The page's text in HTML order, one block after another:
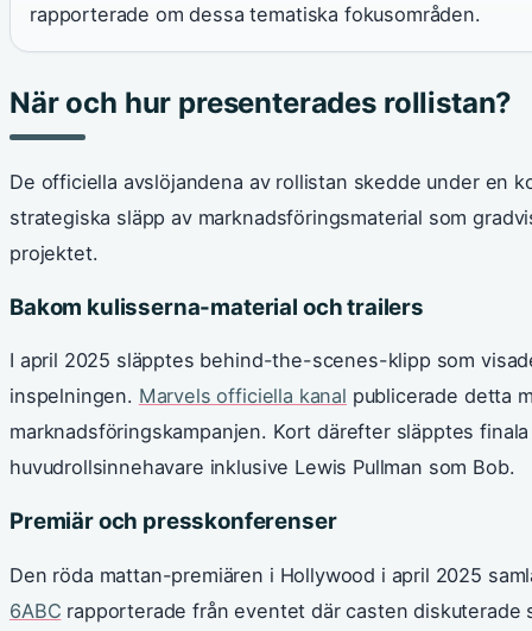
rapporterade om dessa tematiska fokusområden.
När och hur presenterades rollistan?
De officiella avslöjandena av rollistan skedde under en
strategiska släpp av marknadsföringsmaterial som
projektet.
Bakom kulisserna-material och trailers
I april 2025 släpptes behind-the-scenes-klipp som
inspelningen. Marvels officiella kanal publicerade detta
marknadsföringskampanjen. Kort därefter släpptes
huvudrollsinnehavare inklusive Lewis Pullman som Bob.
Premiär och presskonferenser
Den röda mattan-premiären i Hollywood i april 2025
6ABC rapporterade från eventet där casten diskuterade